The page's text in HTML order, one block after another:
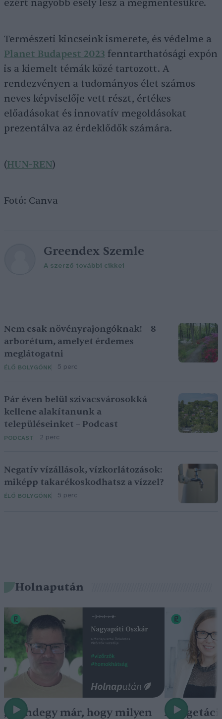
ezért nagyobb esély lesz a megmentésükre.
Természeti kincseink ismerete, és védelme a
Planet Budapest 2023 fenntarthatósági expón
is a kiemelt témák közé tartozott. A
rendezvényen a tudományos élet számos
neves képviselője vett részt, értékes
előadásokat és innovatív megoldásokat
prezentálva az érdeklődők számára.
(HUN-REN)
Fotó: Canva
Greendex Szemle
A szerző további cikkei
Nem csak növényrajongóknak! – 8
arborétum, amelyet érdemes
meglátogatni
ÉLŐ BOLYGÓNK 5 perc
Pár éven belül szivacsvárosokká
kellene alakítanunk a
településeinket – Podcast
PODCAST 2 perc
Negatív vízállások, vízkorlátozások:
miképp takarékoskodhatsz a vízzel?
ÉLŐ BOLYGÓNK 5 perc
Holnapután
„Mindegy már, hogy milyen
A